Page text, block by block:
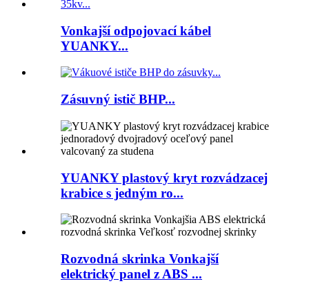
Vonkajší odpojovací kábel
YUANKY...
Zásuvný istič BHP...
YUANKY plastový kryt rozvádzacej
krabice s jedným ro...
Rozvodná skrinka Vonkajší
elektrický panel z ABS ...